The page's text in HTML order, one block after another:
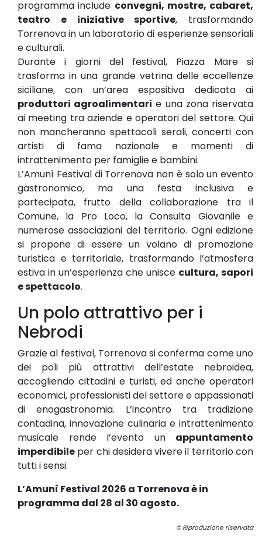
programma include convegni, mostre, cabaret,
teatro e iniziative sportive, trasformando
Torrenova in un laboratorio di esperienze sensoriali
e culturali.
Durante i giorni del festival, Piazza Mare si
trasforma in una grande vetrina delle eccellenze
siciliane, con un’area espositiva dedicata ai
produttori agroalimentari e una zona riservata
ai meeting tra aziende e operatori del settore. Qui
non mancheranno spettacoli serali, concerti con
artisti di fama nazionale e momenti di
intrattenimento per famiglie e bambini.
L’Amunì Festival di Torrenova non è solo un evento
gastronomico, ma una festa inclusiva e
partecipata, frutto della collaborazione tra il
Comune, la Pro Loco, la Consulta Giovanile e
numerose associazioni del territorio. Ogni edizione
si propone di essere un volano di promozione
turistica e territoriale, trasformando l’atmosfera
estiva in un’esperienza che unisce cultura, sapori
e spettacolo.
Un polo attrattivo per i
Nebrodi
Grazie al festival, Torrenova si conferma come uno
dei poli più attrattivi dell’estate nebroidea,
accogliendo cittadini e turisti, ed anche operatori
economici, professionisti del settore e appassionati
di enogastronomia. L’incontro tra tradizione
contadina, innovazione culinaria e intrattenimento
musicale rende l’evento un appuntamento
imperdibile per chi desidera vivere il territorio con
tutti i sensi.
L’Amunì Festival 2026 a Torrenova è in
programma dal 28 al 30 agosto.
© Riproduzione riservata